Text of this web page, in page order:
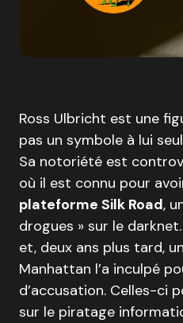
Ross Ulbricht est une
pas un symbole à lui
Sa notoriété est
où il est connu pour
plateforme Silk Road,
drogues » sur le
et, deux ans plus tard,
Manhattan l’a inculpé
d’accusation. Celles-ci
sur le piratage